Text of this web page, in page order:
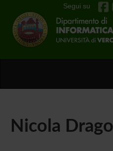
Segui su
Nicola Drago